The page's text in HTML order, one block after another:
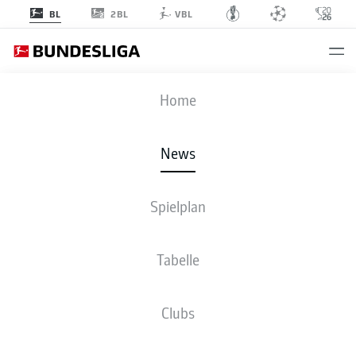
BL 2BL VBL
Home
News
Spielplan
Tabelle
Clubs
Diese Elf holte am 10. Spieltag die meisten Punkte